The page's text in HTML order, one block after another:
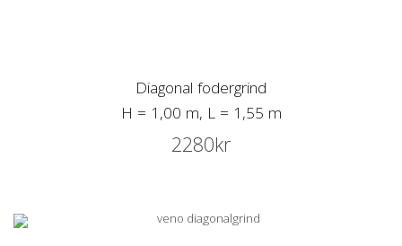
Diagonal fodergrind
H = 1,00 m, L = 1,55 m
2280kr